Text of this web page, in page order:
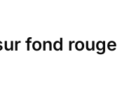
fond rouge